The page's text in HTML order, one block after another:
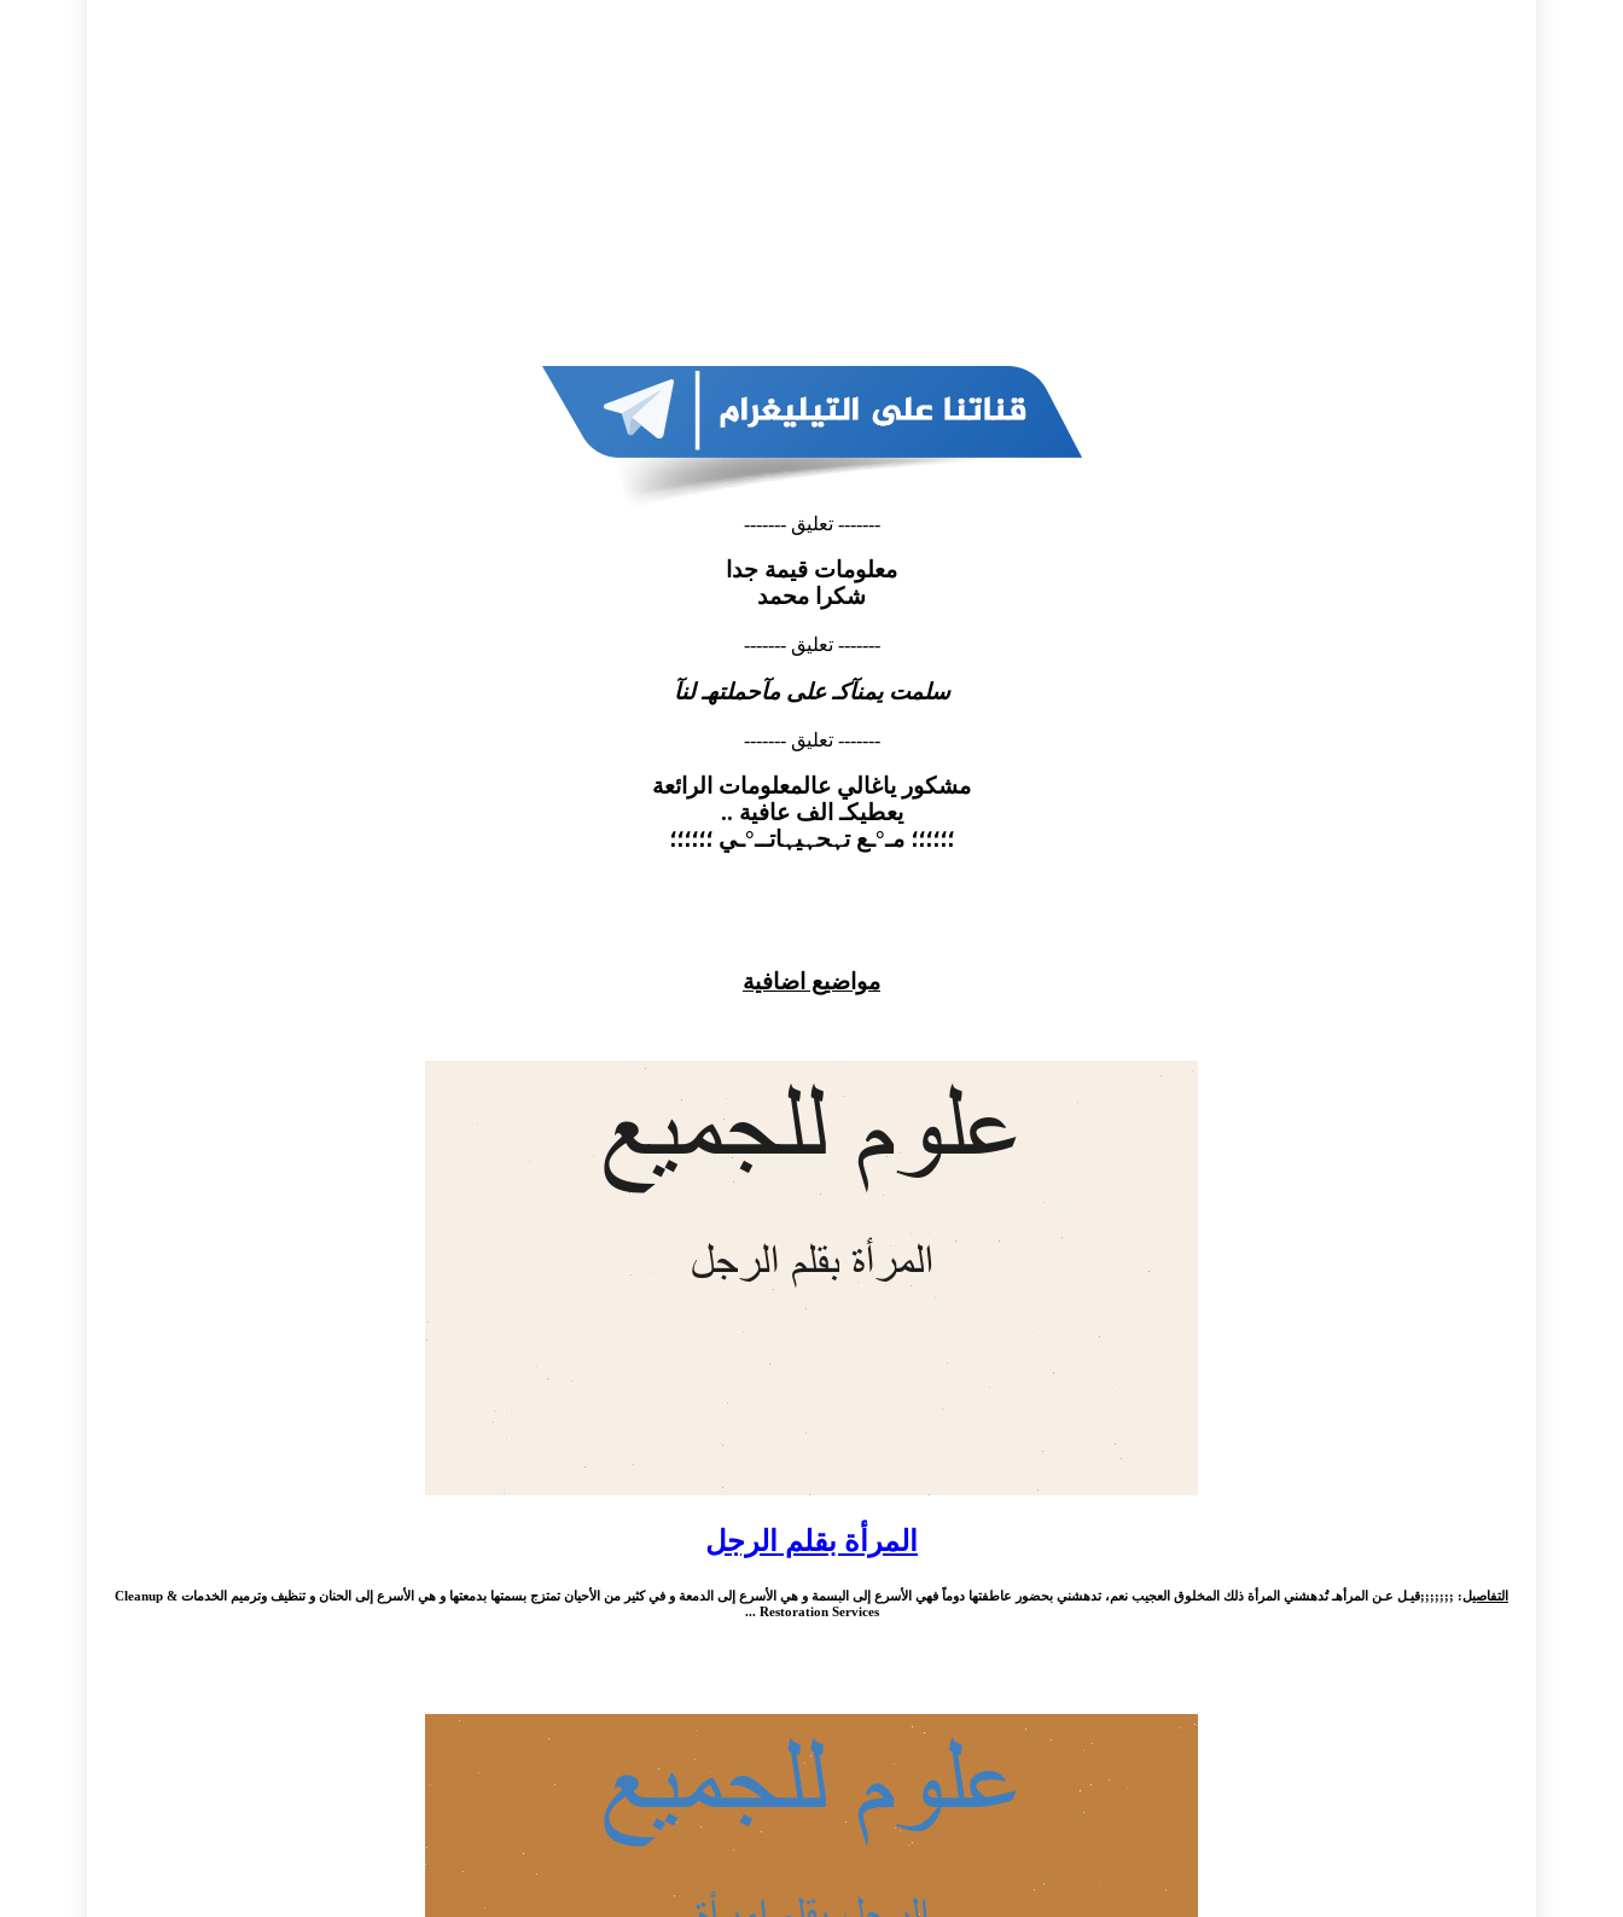
------- تعليق -------
معلومات قيمة جدا
شكرا محمد
------- تعليق -------
سلمت يمنآكـ على مآحملتهـ لنآ
------- تعليق -------
مشكور ياغالي عالمعلومات الرائعة
يعطيكـ الف عافية ..
؛؛؛؛؛؛ مـ°ـع تہحہيہاتــ°ـي ؛؛؛؛؛؛
مواضيع اضافية
المرأة بقلم الرجل
التفاصيل
: ‏;‏;‏;‏;‏;‏;;قيـل عـن المرأهـ تُدهشني المرأة ذلك المخلوق العجيب نعم، تدهشني بحضور عاطفتها دوماً فهي الأسرع إلى البسمة و هي الأسرع إلى الدمعة و في كثير من الأحيان تمتزج بسمتها بدمعتها و هي الأسرع إلى الحنان و تنظيف وترميم الخدمات Cleanup &
Restoration Services ...